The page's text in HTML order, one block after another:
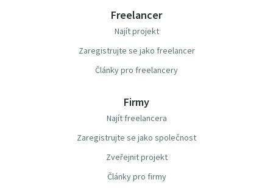
Freelancer
Najít projekt
Zaregistrujte se jako freelancer
Články pro freelancery
Firmy
Najít freelancera
Zaregistrujte se jako společnost
Zveřejnit projekt
Články pro firmy